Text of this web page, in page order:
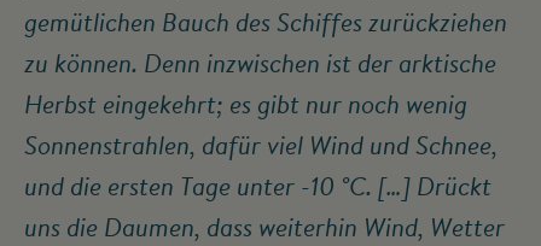
gemütlichen Bauch des Schiffes zurückziehen
zu können. Denn inzwischen ist der arktische
Herbst eingekehrt; es gibt nur noch wenig
Sonnenstrahlen, dafür viel Wind und Schnee,
und die ersten Tage unter -10 °C. […] Drückt
uns die Daumen, dass weiterhin Wind, Wetter